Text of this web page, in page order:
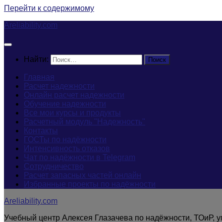
Перейти к содержимому
Areliability.com
Найти:
Главная
Расчет надежности
Онлайн расчет надежности
Обучение надежности
Все мои курсы и продукты
Расчетный модуль "Надежность"
Контакты
ГОСТы по надёжности
Интенсивность отказов
Чат по надёжности в Telegram
Сотрудничество
Расчет запасных частей онлайн
Избранные проекты по надёжности
Areliability.com
Учебный центр Алексея Глазачева по надёжности, ТОиР,